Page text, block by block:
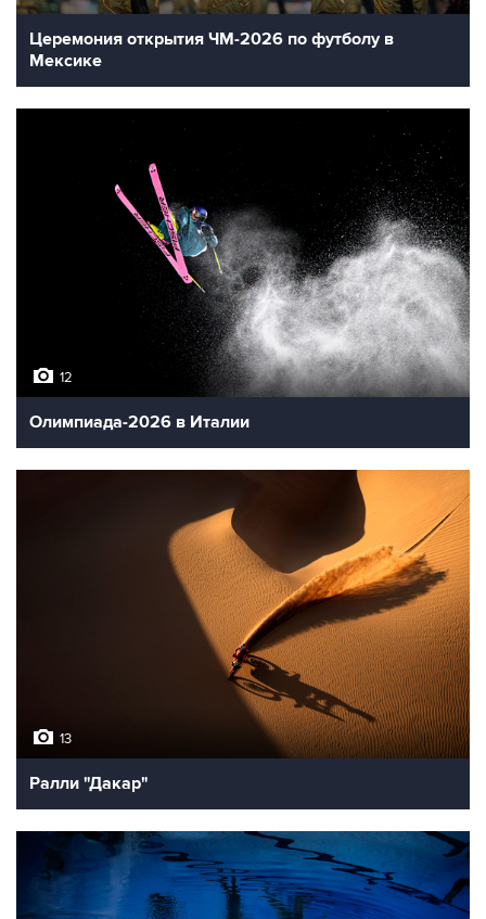
Церемония открытия ЧМ-2026 по футболу в
Мексике
12
Олимпиада-2026 в Италии
13
Ралли "Дакар"